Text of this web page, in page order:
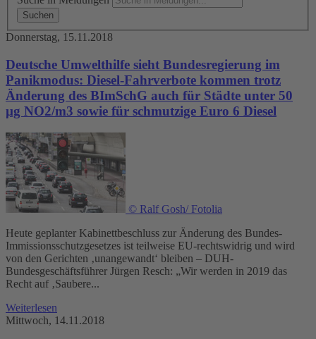
Donnerstag, 15.11.2018
Deutsche Umwelthilfe sieht Bundesregierung im
Panikmodus: Diesel-Fahrverbote kommen trotz
Änderung des BImSchG auch für Städte unter 50
µg NO2/m3 sowie für schmutzige Euro 6 Diesel
© Ralf Gosh/ Fotolia
Heute geplanter Kabinettbeschluss zur Änderung des Bundes-
Immissionsschutzgesetzes ist teilweise EU-rechtswidrig und wird
von den Gerichten ‚unangewandt‘ bleiben – DUH-
Bundesgeschäftsführer Jürgen Resch: „Wir werden in 2019 das
Recht auf ‚Saubere...
Weiterlesen
Mittwoch, 14.11.2018